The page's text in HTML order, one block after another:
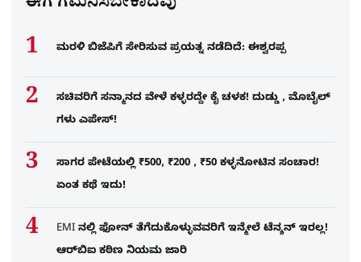
ಮರಳಿ ಬಿಜೆಪಿಗೆ ಸೇರಿಸುವ ಪ್ರಯತ್ನ ನಡೆದಿದೆ: ಈಶ್ವರಪ್ಪ
ಸಚಿವರಿಗೆ ಸನ್ಮಾನದ ವೇಳೆ ಕಳ್ಳರದ್ದೇ ಕೈ ಚಳಕ! ದುಡ್ಡು , ಮೊಬೈಲ್​
ಗಳು ಎಪೇಸ್!
ಸಾಗರ ಪೇಟೆಯಲ್ಲಿ ₹500, ₹200 , ₹50 ಕಳ್ಳನೋಟಿನ ಸಂಚಾರ!
ಏಂತ ಕಥೆ ಇದು!
EMI ನಲ್ಲಿ ಫೋನ್​ ತೆಗೆದುಕೊಳ್ಳುವವರಿಗೆ ಇನ್ಮೇಲೆ ಟೆನ್ಶನ್​ ಇರಲ್ಲ!
ಆರ್‌ಬಿಐ ಕಠಿಣ ನಿಯಮ ಜಾರಿ